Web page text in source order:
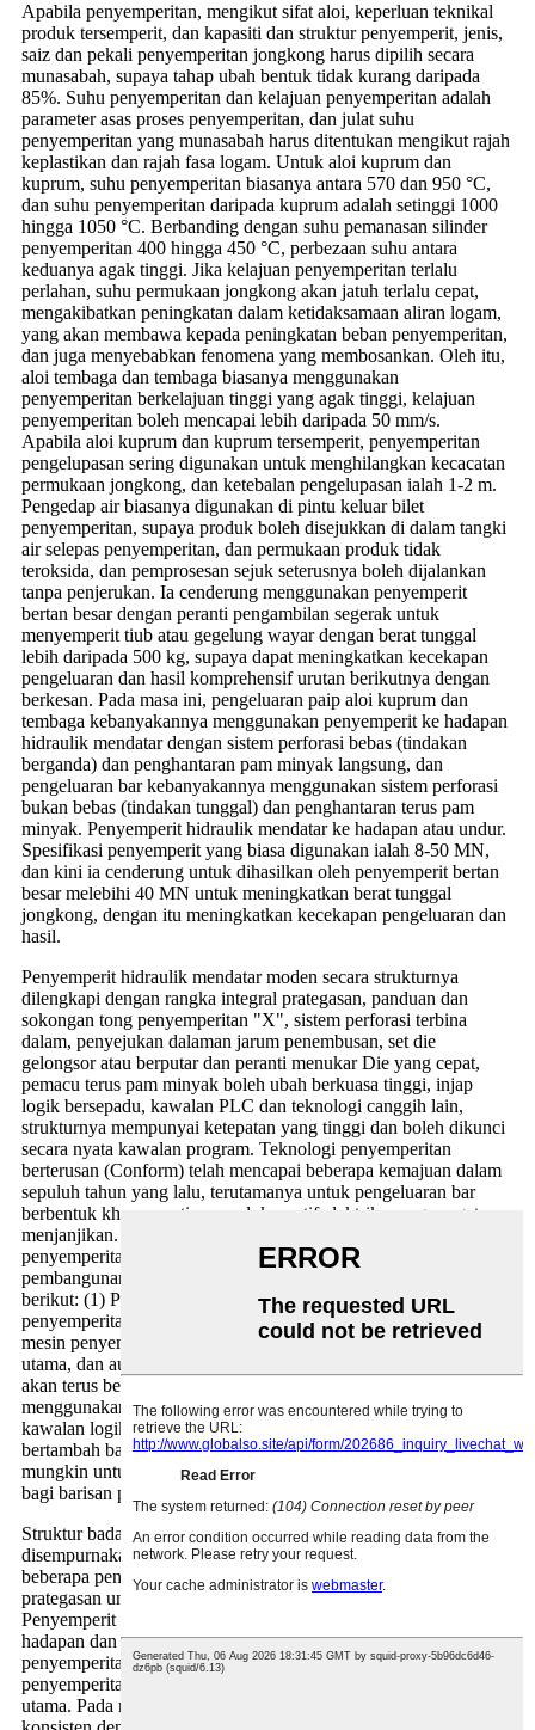
Apabila penyemperitan, mengikut sifat aloi, keperluan teknikal
produk tersemperit, dan kapasiti dan struktur penyemperit, jenis,
saiz dan pekali penyemperitan jongkong harus dipilih secara
munasabah, supaya tahap ubah bentuk tidak kurang daripada
85%. Suhu penyemperitan dan kelajuan penyemperitan adalah
parameter asas proses penyemperitan, dan julat suhu
penyemperitan yang munasabah harus ditentukan mengikut rajah
keplastikan dan rajah fasa logam. Untuk aloi kuprum dan
kuprum, suhu penyemperitan biasanya antara 570 dan 950 °C,
dan suhu penyemperitan daripada kuprum adalah setinggi 1000
hingga 1050 °C. Berbanding dengan suhu pemanasan silinder
penyemperitan 400 hingga 450 °C, perbezaan suhu antara
keduanya agak tinggi. Jika kelajuan penyemperitan terlalu
perlahan, suhu permukaan jongkong akan jatuh terlalu cepat,
mengakibatkan peningkatan dalam ketidaksamaan aliran logam,
yang akan membawa kepada peningkatan beban penyemperitan,
dan juga menyebabkan fenomena yang membosankan. Oleh itu,
aloi tembaga dan tembaga biasanya menggunakan
penyemperitan berkelajuan tinggi yang agak tinggi, kelajuan
penyemperitan boleh mencapai lebih daripada 50 mm/s.
Apabila aloi kuprum dan kuprum tersemperit, penyemperitan
pengelupasan sering digunakan untuk menghilangkan kecacatan
permukaan jongkong, dan ketebalan pengelupasan ialah 1-2 m.
Pengedap air biasanya digunakan di pintu keluar bilet
penyemperitan, supaya produk boleh disejukkan di dalam tangki
air selepas penyemperitan, dan permukaan produk tidak
teroksida, dan pemprosesan sejuk seterusnya boleh dijalankan
tanpa penjerukan. Ia cenderung menggunakan penyemperit
bertan besar dengan peranti pengambilan segerak untuk
menyemperit tiub atau gegelung wayar dengan berat tunggal
lebih daripada 500 kg, supaya dapat meningkatkan kecekapan
pengeluaran dan hasil komprehensif urutan berikutnya dengan
berkesan. Pada masa ini, pengeluaran paip aloi kuprum dan
tembaga kebanyakannya menggunakan penyemperit ke hadapan
hidraulik mendatar dengan sistem perforasi bebas (tindakan
berganda) dan penghantaran pam minyak langsung, dan
pengeluaran bar kebanyakannya menggunakan sistem perforasi
bukan bebas (tindakan tunggal) dan penghantaran terus pam
minyak. Penyemperit hidraulik mendatar ke hadapan atau undur.
Spesifikasi penyemperit yang biasa digunakan ialah 8-50 MN,
dan kini ia cenderung untuk dihasilkan oleh penyemperit bertan
besar melebihi 40 MN untuk meningkatkan berat tunggal
jongkong, dengan itu meningkatkan kecekapan pengeluaran dan
hasil.
Penyemperit hidraulik mendatar moden secara strukturnya
dilengkapi dengan rangka integral prategasan, panduan dan
sokongan tong penyemperitan "X", sistem perforasi terbina
dalam, penyejukan dalaman jarum penembusan, set die
gelongsor atau berputar dan peranti menukar Die yang cepat,
pemacu terus pam minyak boleh ubah berkuasa tinggi, injap
logik bersepadu, kawalan PLC dan teknologi canggih lain,
strukturnya mempunyai ketepatan yang tinggi dan boleh dikunci
secara nyata kawalan program. Teknologi penyemperitan
berterusan (Conform) telah mencapai beberapa kemajuan dalam
sepuluh tahun yang lalu, terutamanya untuk pengeluaran bar
berbentuk khas seperti wayar lokomotif elektrik, yang sangat
menjanjikan. Dalam beberapa dekad kebelakangan ini, teknologi
penyemperitan baru telah berkembang pesat, dan trend
pembangunan teknologi penyemperitan terkandung seperti
berikut: (1) Peralatan penyemperitan. Daya penyemperitan mesin
penyemperitan akan berkembang ke arah yang lebih besar, dan
mesin penyemperitan lebih daripada 30MN akan menjadi badan
utama, dan automasi barisan pengeluaran akhbar penyemperitan
akan terus bertambah baik. Mesin penyemperitan moden telah
menggunakan sepenuhnya kawalan program komputer dan
kawalan logik boleh atur cara, supaya kecekapan pengeluaran
bertambah baik, pengendali dikurangkan dengan ketara, dan juga
mungkin untuk merealisasikan operasi tanpa pemandu automatik
bagi barisan pengeluaran penyemperitan.
Struktur badan extruder juga telah terus diperbaiki dan
disempurnakan. Dalam beberapa tahun kebelakangan ini,
beberapa penyemperit mendatar telah menggunakan bingkai
prategasan untuk memastikan kestabilan struktur keseluruhan.
Penyemperit moden menyedari kaedah penyemperitan ke
hadapan dan belakang. Extruder dilengkapi dengan dua aci
penyemperitan (aci penyemperitan utama dan aci mati). Semasa
penyemperitan, silinder penyemperitan bergerak dengan aci
utama. Pada masa ini, produk adalah Arah aliran keluar adalah